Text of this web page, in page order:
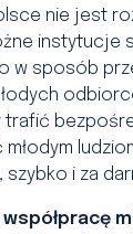
nie jest
instytucje
w sposób
młodym
szybko i za